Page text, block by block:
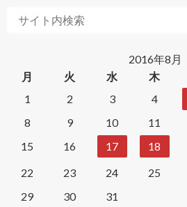
2016年8月
月
火 水 木
1
2 3 4
8
9 10 11
15
16 17 18
22
23 24 25
29
30
31